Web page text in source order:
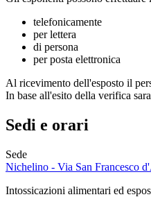
telefonicamente
per lettera
di persona
per posta elettronica
Al ricevimento dell'esposto il
In base all'esito della verifica
Sedi e orari
Sede
Nichelino - Via San Francesco
Intossicazioni alimentari ed